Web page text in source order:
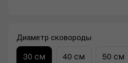
Диаметр сковороды
30 см 40 см 50 см